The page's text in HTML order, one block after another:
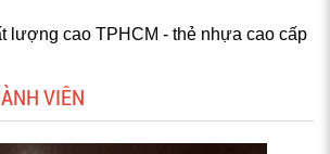
lượng cao TPHCM - thẻ nhựa cao cấp
VIÊN